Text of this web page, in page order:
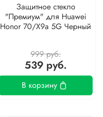
Защитное стекло
"Премиум" для Huawei
Honor 70/X9a 5G Черный
999 руб.
539 руб.
В корзину